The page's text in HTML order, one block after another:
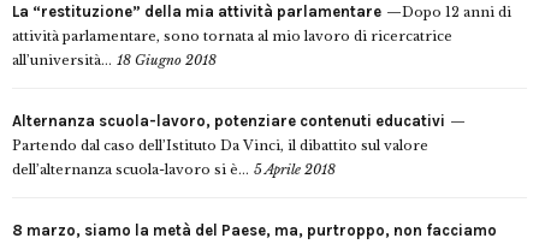
La “restituzione” della mia attività parlamentare
Dopo 12 anni di
attività parlamentare, sono tornata al mio lavoro di ricercatrice
all’università... 18 Giugno 2018
Alternanza scuola-lavoro, potenziare contenuti educativi
Partendo dal caso dell’Istituto Da Vinci, il dibattito sul valore
dell’alternanza scuola-lavoro si è... 5 Aprile 2018
8 marzo, siamo la metà del Paese, ma, purtroppo, non facciamo